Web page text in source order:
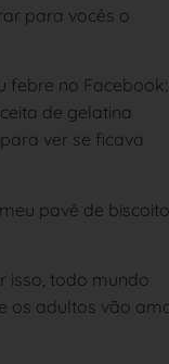
para vocês o
febre no
de gelatina
para ver se ficava
pavê de
isso, todo mundo
os adultos vão